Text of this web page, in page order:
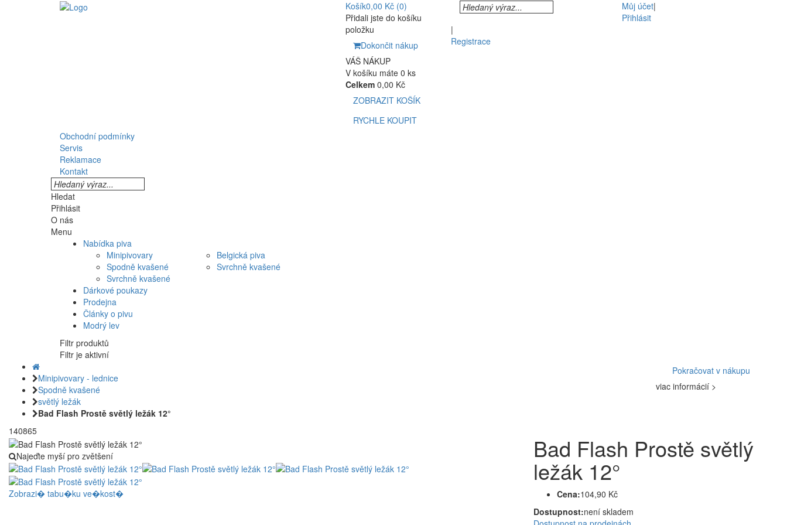
Košík0,00 Kč (0)
Přidali jste do košíku
položku
Dokončit nákup
VÁŠ NÁKUP
V košíku máte 0 ks
Celkem 0,00 Kč
ZOBRAZIT KOŠÍK
RYCHLE KOUPIT
Můj účet|
Přihlásit
|
Registrace
Obchodní podmínky
Servis
Reklamace
Kontakt
Hledat
Přihlásit
O nás
Menu
Nabídka piva
Minipivovary
Spodně kvašené
Svrchně kvašené
Belgická piva
Svrchně kvašené
Dárkové poukazy
Prodejna
Články o pivu
Modrý lev
Filtr produktů
Filtr je aktivní
Minipivovary - lednice
Spodně kvašené
světlý ležák
Bad Flash Prostě světlý ležák 12°
Pokračovat v nákupu
140865
Najeďte myší pro zvětšení
Zobrazi� tabu�ku ve�kost�
Bad Flash Prostě světlý
ležák 12°
Cena:104,90 Kč
Dostupnost:není skladem
viac informácií >